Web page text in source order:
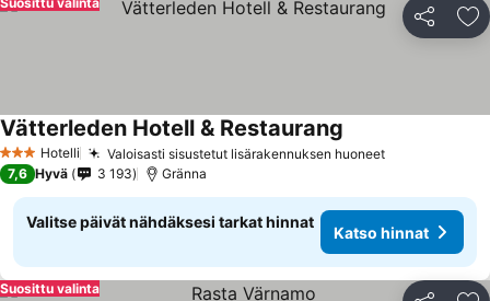
Jaa
3 Tähtiluokitus
Hotelli Valoisasti sisustetut lisärakennuksen huoneet
Vätterleden Hotell & Restaurang
7,6 Hyvä 3 193 Gränna
Valitse päivät nähdäksesi tarkat hinnat
Katso hinnat
Suosittu valinta